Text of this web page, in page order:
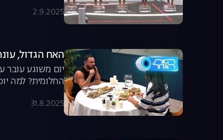
2.9.2025
האח הגדול, עונה 7, פרק 60: דייט
יום משוגע עובר
החלומית? למה
31.8.2025